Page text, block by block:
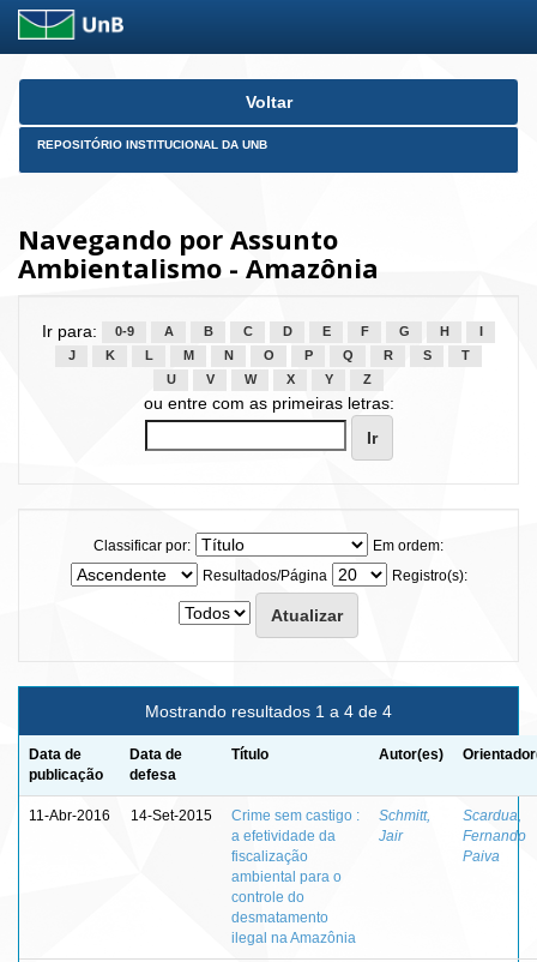
Skip
Voltar
REPOSITÓRIO INSTITUCIONAL DA UNB
Navegando por Assunto
Ambientalismo - Amazônia
Ir para: 0-9 A B C D E F G H
J
K L M N O P Q R S
T
U
V W X Y Z
ou entre com as primeiras letras:
Classificar por:
Em ordem:
Resultados/Página
Registro(s):
Mostrando resultados 1 a 4 de 4
Data de
publicação
Data de
defesa
Título Autor(es)
11-Abr-2016 14-Set-2015
Crime sem castigo :
a efetividade da
fiscalização
ambiental para o
controle do
desmatamento
ilegal na Amazônia
Schmitt,
Jair
Scardua,
Fernando
Paiva